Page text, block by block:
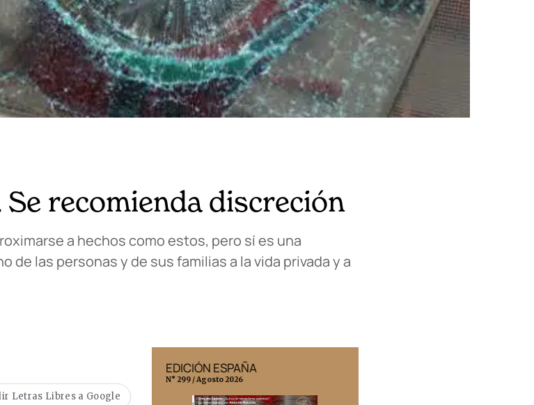
recomienda discreción
a hechos como estos, pero sí es una
las personas y de sus familias a la vida privada y a
Letras Libres a Google
EDICIÓN ESPAÑA
N° 299 / Agosto 2026